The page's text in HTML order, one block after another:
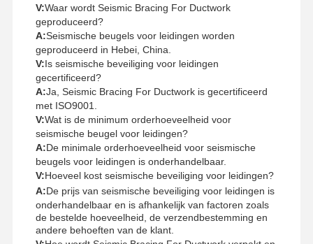
V:Waar wordt Seismic Bracing For Ductwork
geproduceerd?
A:Seismische beugels voor leidingen worden
geproduceerd in Hebei, China.
V:Is seismische beveiliging voor leidingen
gecertificeerd?
A:Ja, Seismic Bracing For Ductwork is gecertificeerd
met ISO9001.
V:Wat is de minimum orderhoeveelheid voor
seismische beugel voor leidingen?
A:De minimale orderhoeveelheid voor seismische
beugels voor leidingen is onderhandelbaar.
V:Hoeveel kost seismische beveiliging voor leidingen?
A:De prijs van seismische beveiliging voor leidingen is
onderhandelbaar en is afhankelijk van factoren zoals
de bestelde hoeveelheid, de verzendbestemming en
andere behoeften van de klant.